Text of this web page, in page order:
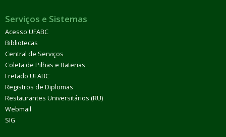
Serviços e Sistemas
Acesso UFABC
Bibliotecas
Central de Serviços
Coleta de Pilhas e Baterias
Fretado UFABC
Registros de Diplomas
Restaurantes Universitários (RU)
Webmail
SIG